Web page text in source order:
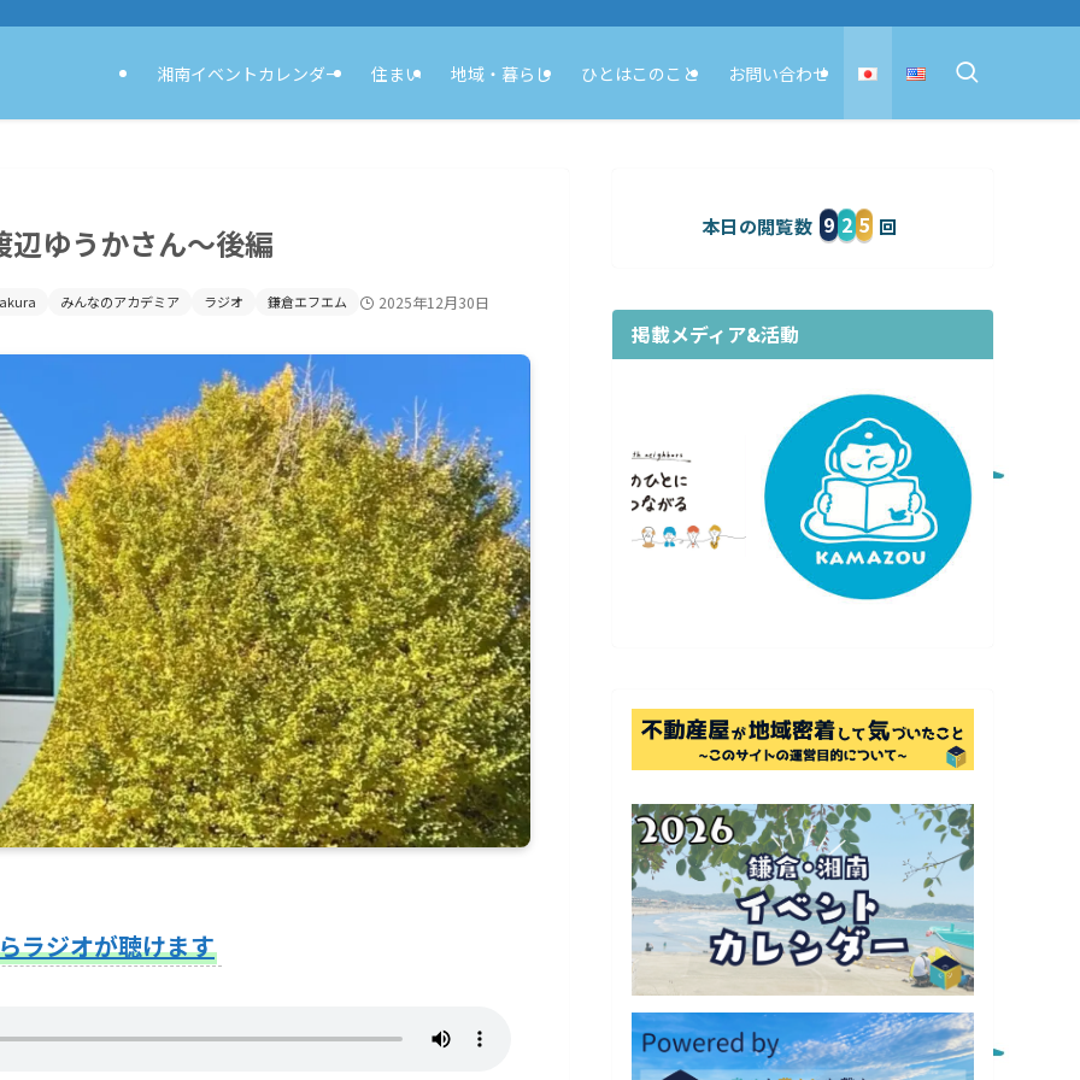
湘南イベントカレンダー 住まい 地域・暮らし ひとはこのこと お問い合わせ
ゆうかさん〜後編
みんなのアカデミア ラジオ 鎌倉エフエム 2025年12月30日
ラジオが聴けます
本日の閲覧数 9 2 5
掲載メディア&活動